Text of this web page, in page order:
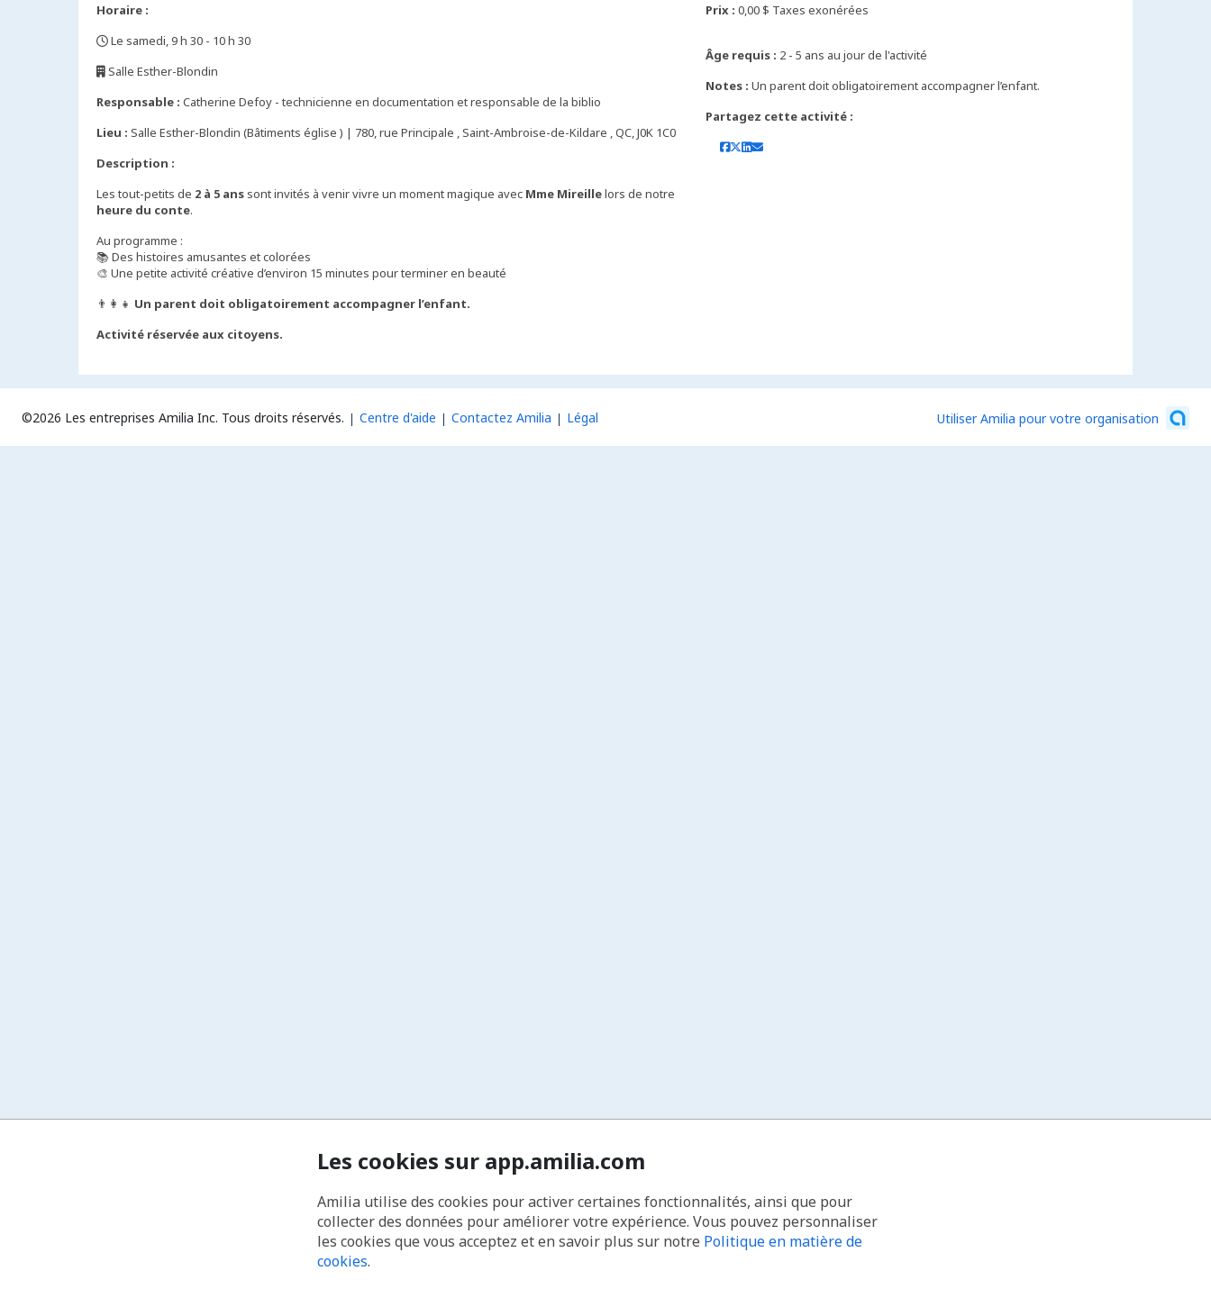
Horaire :
Le samedi, 9 h 30 - 10 h 30
Salle Esther-Blondin
Responsable : Catherine Defoy - technicienne en documentation et responsable de la biblio
Lieu : Salle Esther-Blondin (Bâtiments église ) | 780, rue Principale , Saint-Ambroise-de-Kildare , QC, J0K 1C0
Description :
Les tout-petits de 2 à 5 ans sont invités à venir vivre un moment magique avec Mme Mireillelors de notre
heure du conte.
Au programme :
📚 Des histoires amusantes et colorées
🎨 Une petite activité créative d’environ 15 minutes pour terminer en beauté
👨‍👩‍👧 Un parent doit obligatoirement accompagner l’enfant.
Activité réservée aux citoyens.
Prix : 0,00 $ Taxes exonérées
Âge requis : 2 - 5 ans au jour de l'activité
Notes : Un parent doit obligatoirement accompagner l’enfant.
Partagez cette activité :
©2026 Les entreprises Amilia Inc. Tous droits réservés. Centre d'aide Contactez Amilia Légal Utiliser Amilia pour votre organisation
Les cookies sur app.amilia.com
Amilia utilise des cookies pour activer certaines fonctionnalités, ainsi que pour
collecter des données pour améliorer votre expérience. Vous pouvez personnaliser
les cookies que vous acceptez et en savoir plus sur notre Politique en matière de
cookies.